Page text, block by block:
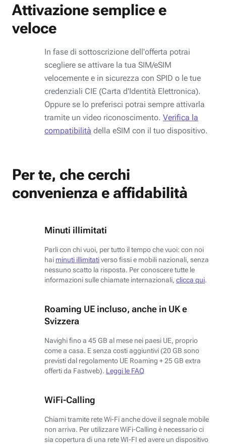
Attivazione semplice e
veloce
In fase di sottoscrizione dell'offerta potrai
scegliere se attivare la tua SIM/eSIM
velocemente e in sicurezza con SPID o le tue
credenziali CIE (Carta d'Identità Elettronica).
Oppure se lo preferisci potrai sempre attivarla
tramite un video riconoscimento. Verifica la
compatibilità della eSIM con il tuo dispositivo.
Per te, che cerchi
convenienza e affidabilità
Minuti illimitati
Parli con chi vuoi, per tutto il tempo che vuoi: con noi
hai minuti illimitativerso fissi e mobili nazionali, senza
nessuno scatto la risposta. Per conoscere tutte le
informazioni sulle chiamate internazionali, clicca qui.
Roaming UE incluso, anche in UK e
Svizzera
Navighi fino a 45 GB al mese nei paesi UE, proprio
come a casa. E senza costi aggiuntivi (20 GB sono
previsti dal regolamento UE Roaming + 25 GB extra
offerti da Fastweb). Leggi le FAQ
WiFi-Calling
Chiami tramite rete Wi-Fi anche dove il segnale mobile
non arriva. Per utilizzare WiFi-Calling è necessario ci
sia copertura di una rete WI-FI ed avere un dispositivo